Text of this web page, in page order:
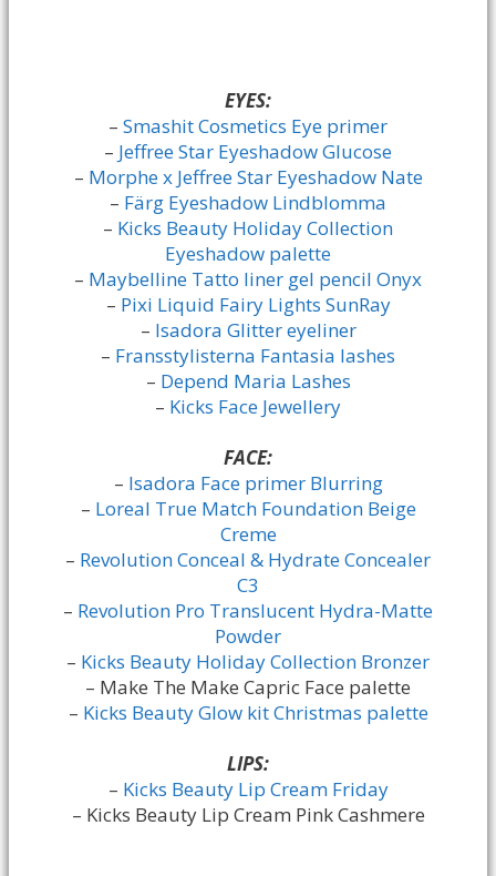
EYES:
– Smashit Cosmetics Eye primer
– Jeffree Star Eyeshadow Glucose
– Morphe x Jeffree Star Eyeshadow Nate
– Färg Eyeshadow Lindblomma
– Kicks Beauty Holiday Collection
Eyeshadow palette
– Maybelline Tatto liner gel pencil Onyx
– Pixi Liquid Fairy Lights SunRay
– Isadora Glitter eyeliner
– Fransstylisterna Fantasia lashes
– Depend Maria Lashes
– Kicks Face Jewellery
FACE:
– Isadora Face primer Blurring
– Loreal True Match Foundation Beige
Creme
– Revolution Conceal & Hydrate Concealer
C3
– Revolution Pro Translucent Hydra-Matte
Powder
– Kicks Beauty Holiday Collection Bronzer
– Make The Make Capric Face palette
– Kicks Beauty Glow kit Christmas palette
LIPS:
– Kicks Beauty Lip Cream Friday
– Kicks Beauty Lip Cream Pink Cashmere